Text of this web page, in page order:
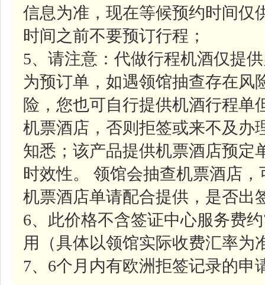
信息为准，现在等候预约时间仅
时间之前不要预订行程；
5、请注意：代做行程机酒仅提
为预订单，如遇领馆抽查存在风
险，您也可自行提供机酒行程单
机票酒店，否则拒签或来不及办
知悉；该产品提供机票酒店预定
时效性。 领馆会抽查机票酒店
机票酒店单请配合提供，是否出
6、此价格不含签证中心服务费
用（具体以领馆实际收费汇率为
7、6个月内有欧洲拒签记录的申